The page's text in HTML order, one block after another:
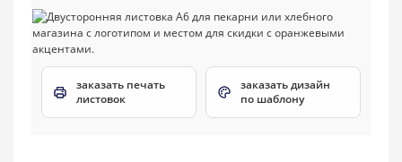
заказать печать
листовок
заказать дизайн
по шаблону